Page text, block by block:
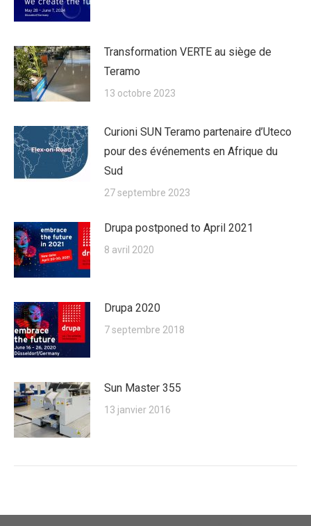
Transformation VERTE au siège de
Teramo
13 octobre 2023
Curioni SUN Teramo partenaire d’Uteco
pour des événements en Afrique du
Sud
27 septembre 2023
Drupa postponed to April 2021
8 avril 2020
Drupa 2020
7 septembre 2018
Sun Master 355
13 janvier 2016